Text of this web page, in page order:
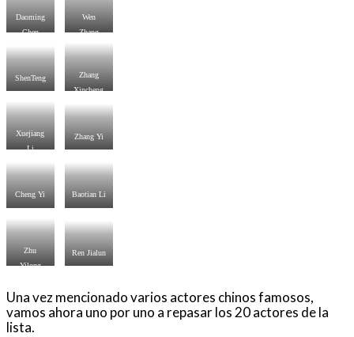
Daoming
Chen
Wen
Zhang
ShenTeng
Zhang
Xincheng
Xuejiang
Li
Zhang Yi
Cheng Yi Baotian Li
Zhu
Yilong
Ren Jialun
Una vez mencionado varios actores chinos famosos,
vamos ahora uno por uno a repasar los 20 actores de la
lista.